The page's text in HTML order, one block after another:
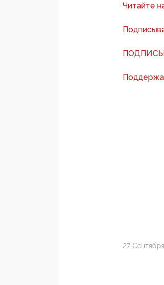
Читайте
27